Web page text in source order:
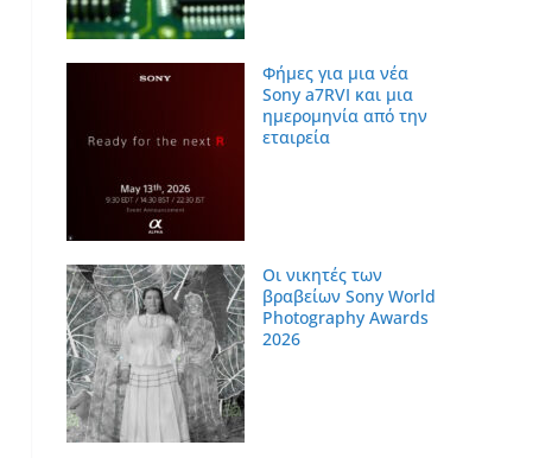
Φήμες για μια νέα
Sony a7RVI και μια
ημερομηνία από την
εταιρεία
Οι νικητές των
βραβείων Sony World
Photography Awards
2026